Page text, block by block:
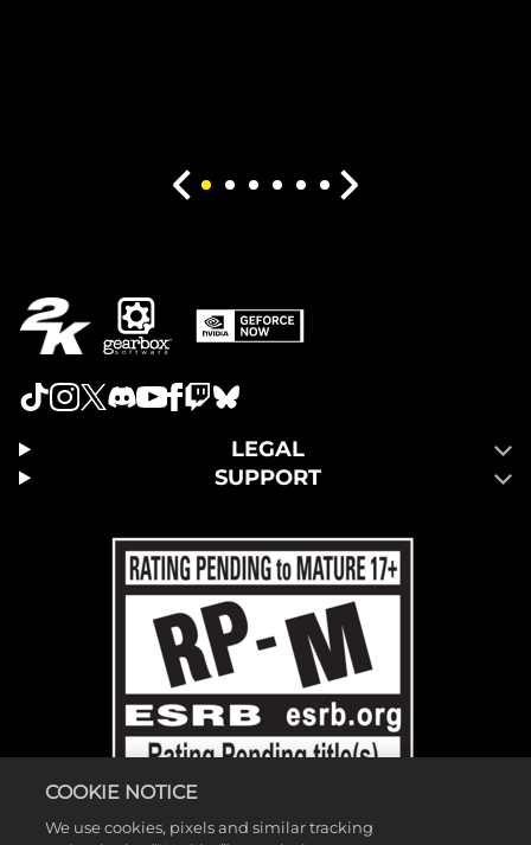
LEGAL
SUPPORT
COOKIE NOTICE
We use cookies, pixels and similar tracking